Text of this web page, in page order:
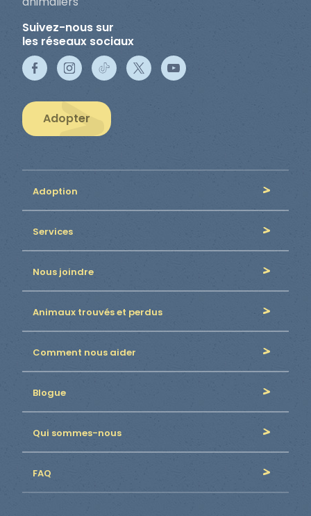
Suivez-nous sur
les réseaux sociaux
Adopter
Adoption
Services
Nous joindre
Animaux trouvés et perdus
Comment nous aider
Blogue
Qui sommes-nous
FAQ